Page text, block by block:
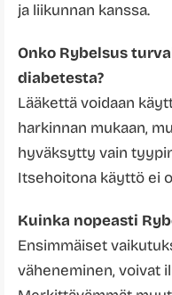
ja liikunnan kanssa.
Onko Rybelsus
diabetesta?
Lääkettä voidaan
harkinnan mukaan,
hyväksytty vain
Itsehoitona käyttö ei
Kuinka nopeasti
Ensimmäiset
väheneminen, voivat